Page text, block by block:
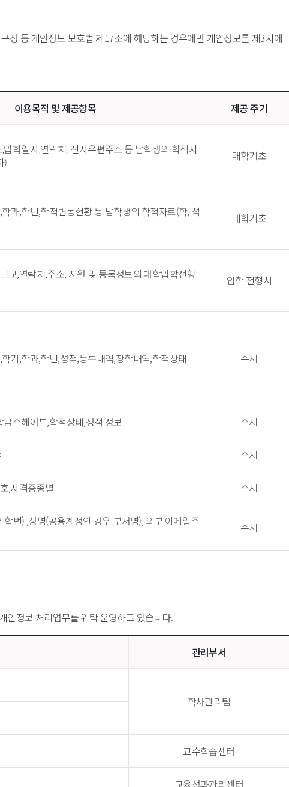
정 등 개인정보 보호법 제17조에 해당하는 경우에만 개인정보를 제3자에
이용목적 및 제공항목 제공 주기
학일자,연락처, 전자우편주소 등 남학생의 학적자
)
매학기초
과,학년,학적변동현황 등 남학생의 학적자료(학, 석
매학기초
교,연락처,주소, 지원 및 등록정보의 대학입학전형
입학 전형시
기,학과,학년,성적,등록내역,장학내역,학적상태 수시
수혜여부,학적상태,성적 정보 수시
수시
,자격증종별 수시
학번) ,성명(공용계정인 경우 부서명), 외부 이메일주
수시
인정보 처리업무를 위탁 운영하고 있습니다.
관리부서
학사관리팀
교수학습센터
교육성과관리센터